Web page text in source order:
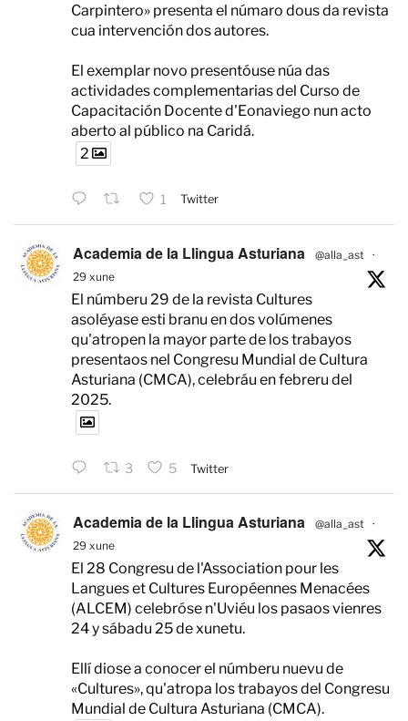
Carpintero» presenta el númaro dous da revista
cua intervención dos autores.
El exemplar novo presentóuse núa das
actividades complementarias del Curso de
Capacitación Docente d'Eonaviego nun acto
aberto al público na Caridá.
2
1 Twitter
Academia de la Llingua Asturiana @alla_ast
·
29 xune
El númberu 29 de la revista Cultures
asoléyase esti branu en dos volúmenes
qu'atropen la mayor parte de los trabayos
presentaos nel Congresu Mundial de Cultura
Asturiana (CMCA), celebráu en febreru del
2025.
3 5 Twitter
Academia de la Llingua Asturiana @alla_ast
·
29 xune
El 28 Congresu de l'Association pour les
Langues et Cultures Européennes Menacées
(ALCEM) celebróse n'Uviéu los pasaos vienres
24 y sábadu 25 de xunetu.
Ellí diose a conocer el númberu nuevu de
«Cultures», qu'atropa los trabayos del Congresu
Mundial de Cultura Asturiana (CMCA).